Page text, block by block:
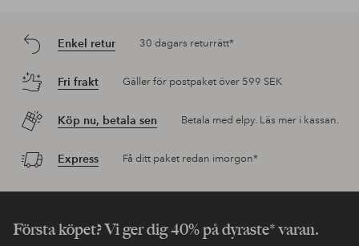
Enkel retur 30 dagars returrätt*
Fri frakt Gäller för postpaket över 599 SEK
Köp nu, betala sen Betala med elpy. Läs mer i kassan.
Express Få ditt paket redan imorgon*
Första köpet? Vi ger dig 40% på dyraste* varan.